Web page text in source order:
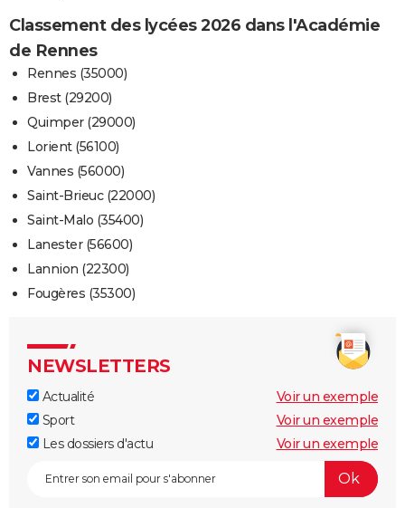
Classement des lycées 2026 dans l'Académie
de Rennes
Rennes (35000)
Brest (29200)
Quimper (29000)
Lorient (56100)
Vannes (56000)
Saint-Brieuc (22000)
Saint-Malo (35400)
Lanester (56600)
Lannion (22300)
Fougères (35300)
NEWSLETTERS
Actualité
Voir un exemple
Sport
Voir un exemple
Les dossiers d'actu
Voir un exemple